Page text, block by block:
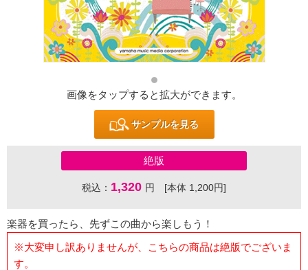
画像をタップすると拡大ができます。
サンプルを見る
絶版
税込： 1,320 円 [本体 1,200円]
楽器を買ったら、先ずこの曲から楽しもう！
※大変申し訳ありませんが、こちらの商品は絶版でございま
す。